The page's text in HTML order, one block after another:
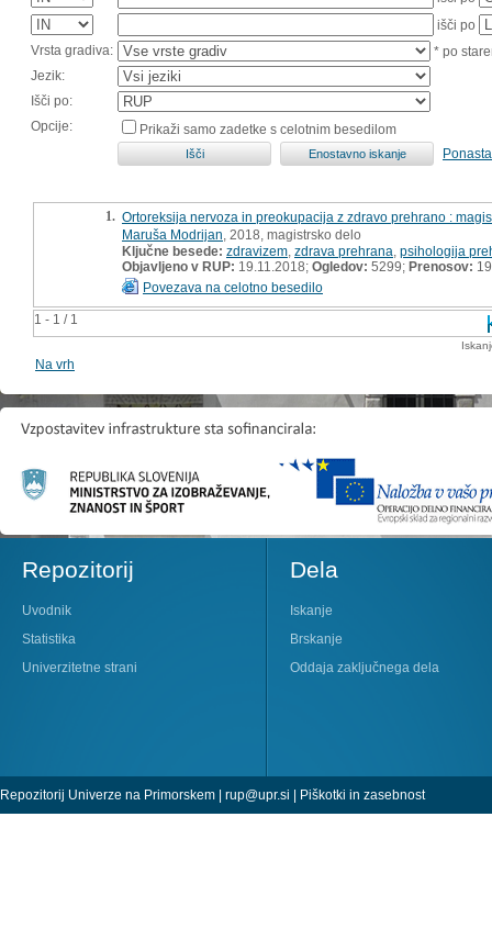
išči po
Vrsta gradiva:
* po
Jezik:
Išči po:
Opcije:
Prikaži samo zadetke s celotnim besedilom
1 - 1 / 1
1. Ortoreksija nervoza in preokupacija z zdravo prehrano :
Maruša Modrijan , 2018, magistrsko delo
Ključne besede: zdravizem zdrava prehrana psihologija
Objavljeno v RUP: 19.11.2018; Ogledov: 5299; Prenosov:
Povezava na celotno besedilo
Na vrh
Repozitorij
Uvodnik
Statistika
Univerzitetne strani
Dela
Iskanje
Brskanje
Oddaja zaključnega dela
Repozitorij Univerze na Primorskem | rup@upr.si | Piškotki in zasebnost